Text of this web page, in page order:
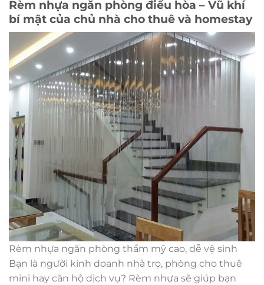
Rèm nhựa ngăn phòng điều hòa – Vũ khí
bí mật của chủ nhà cho thuê và homestay
Rèm nhựa ngăn phòng thẩm mỹ cao, dễ vệ sinh
Bạn là người kinh doanh nhà trọ, phòng cho thuê
mini hay căn hộ dịch vụ? Rèm nhựa sẽ giúp bạn